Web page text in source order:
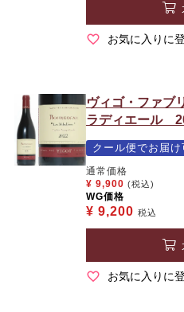
お気に入りに
ヴィゴ・ファブ
ラディエール
クール便でお届け
通常価格
¥ 9,900 (税込)
WG価格
¥ 9,200 税込
お気に入りに